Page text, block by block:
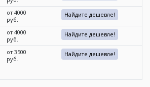
от 4000
руб.
Найдите дешевле!
от 4000
руб.
Найдите дешевле!
от 3500
руб.
Найдите дешевле!